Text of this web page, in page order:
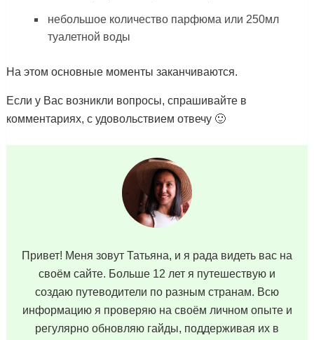
небольшое количество парфюма или 250мл
туалетной воды
На этом основные моменты заканчиваются.
Если у Вас возникли вопросы, спрашивайте в
комментариях, с удовольствием отвечу 🙂
Привет! Меня зовут Татьяна, и я рада видеть вас на
своём сайте. Больше 12 лет я путешествую и
создаю путеводители по разным странам. Всю
информацию я проверяю на своём личном опыте и
регулярно обновляю гайды, поддерживая их в